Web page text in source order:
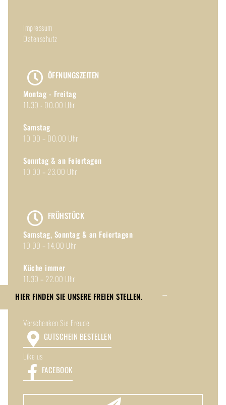
Impressum
Datenschutz
ÖFFNUNGSZEITEN
Montag - Freitag
11.30 - 00.00 Uhr
Samstag
10.00 – 00.00 Uhr
Sonntag & an Feiertagen
10.00 – 23.00 Uhr
FRÜHSTÜCK
Samstag, Sonntag & an Feiertagen
10.00 – 14.00 Uhr
Küche immer
11.30 – 22.00 Uhr
Verschenken Sie Freude
GUTSCHEIN BESTELLEN
Like us
FACEBOOK
HIER FINDEN SIE UNSERE FREIEN STELLEN.